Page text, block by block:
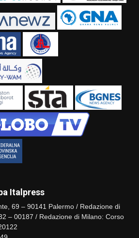
Italpress
69 – 90141 Palermo / Redazione di
– 00187 / Redazione di Milano: Corso